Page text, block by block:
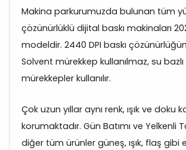
Makina parkurumuzda bulunan tüm
çözünürlüklü dijital baskı makinaları
modeldir. 2440 DPI baskı
Solvent mürekkep kullanılmaz, su bazlı
mürekkepler kullanılır.
Çok uzun yıllar aynı renk, ışık ve doku
korumaktadır. Gün Batımı ve Yelkenli
diğer tüm ürünler güneş, ışık, flaş gibi